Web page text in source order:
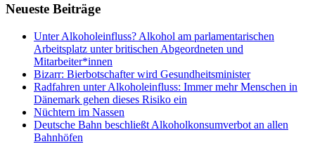
Neueste Beiträge
Unter Alkoholeinfluss? Alkohol am parlamentarischen
Arbeitsplatz unter britischen Abgeordneten und
Mitarbeiter*innen
Bizarr: Bierbotschafter wird Gesundheitsminister
Radfahren unter Alkoholeinfluss: Immer mehr Menschen in
Dänemark gehen dieses Risiko ein
Nüchtern im Nassen
Deutsche Bahn beschließt Alkoholkonsumverbot an allen
Bahnhöfen